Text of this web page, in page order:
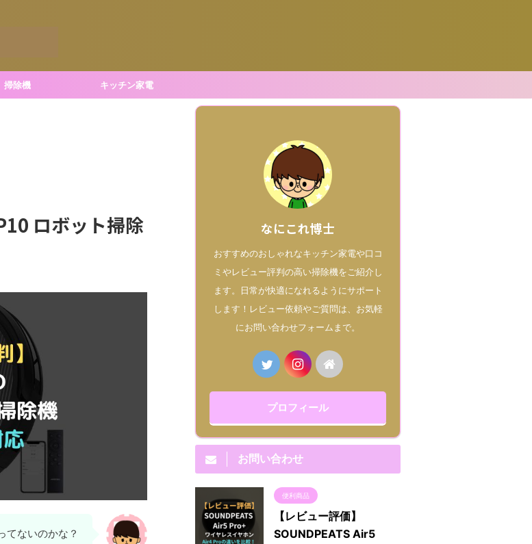
掃除機 キッチン家電
ロボット掃除
てないのかな？
なにこれ博士
おすすめのおしゃれなキッチン家電や口コ
ミやレビュー評判の高い掃除機をご紹介し
ます。日常が快適になれるようにサポート
します！レビュー依頼やご質問は、お気軽
にお問い合わせフォームまで。
プロフィール
お問い合わせ
便利商品
【レビュー評価】
SOUNDPEATS Air5